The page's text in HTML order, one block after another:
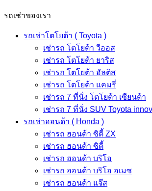
รถเช่าของเรา
รถเช่าโตโยต้า ( Toyota )
เช่ารถ โตโยต้า วีออส
เช่ารถ โตโยต้า ยาริส
เช่ารถ โตโยต้า อัลติส
เช่ารถ โตโยต้า แคมรี่
เช่ารถ 7 ที่นั่ง โตโยต้า เซียนต้า
เช่ารถ 7 ที่นั่ง SUV Toyota
รถเช่าฮอนด้า ( Honda )
เช่ารถ ฮอนด้า ซิตี้ ZX
เช่ารถ ฮอนด้า ซิตี้
เช่ารถ ฮอนด้า บริโอ
เช่ารถ ฮอนด้า บริโอ อเมซ
เช่ารถ ฮอนด้า แจ๊ส